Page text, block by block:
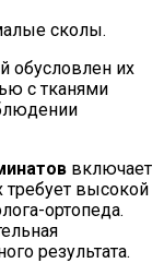
сколы.
обусловлен их
с тканями
включает
требует высокой
ортопеда.
результата.